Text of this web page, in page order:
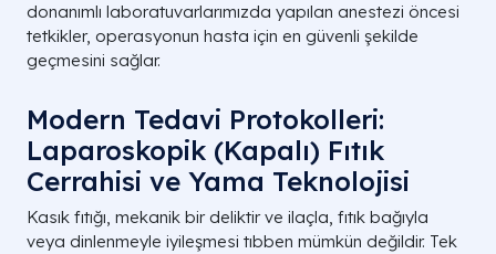
donanımlı laboratuvarlarımızda yapılan anestezi öncesi
tetkikler, operasyonun hasta için en güvenli şekilde
geçmesini sağlar.
Modern Tedavi Protokolleri:
Laparoskopik (Kapalı) Fıtık
Cerrahisi ve Yama Teknolojisi
Kasık fıtığı, mekanik bir deliktir ve ilaçla, fıtık bağıyla
veya dinlenmeyle iyileşmesi tıbben mümkün değildir. Tek